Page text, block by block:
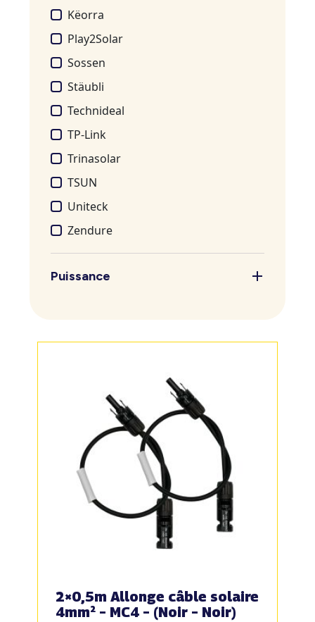
Këorra
Play2Solar
Sossen
Stäubli
Technideal
TP-Link
Trinasolar
TSUN
Uniteck
Zendure
Puissance
2×0,5m Allonge câble solaire
4mm² – MC4 – (Noir – Noir)